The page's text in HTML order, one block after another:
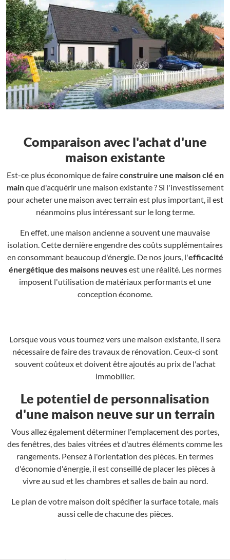
Comparaison avec l'achat d'une
maison existante
Est-ce plus économique de faireconstruire une maison clé en
mainque d'acquérir une maison existante ? Si l'investissement
pour acheter une maison avec terrain est plus important, il est
néanmoins plus intéressant sur le long terme.
En effet, une maison ancienne a souvent une mauvaise
isolation. Cette dernière engendre des coûts supplémentaires
en consommant beaucoup d'énergie. De nos jours, l'efficacité
énergétique des maisons neuvesest une réalité. Les normes
imposent l'utilisation de matériaux performants et une
conception économe.
Lorsque vous vous tournez vers une maison existante, il sera
nécessaire de faire des travaux de rénovation. Ceux-ci sont
souvent coûteux et doivent être ajoutés au prix de l'achat
immobilier.
Le potentiel de personnalisation
d'une maison neuve sur un terrain
Vous allez également déterminer l'emplacement des portes,
des fenêtres, des baies vitrées et d'autres éléments comme les
rangements. Pensez à l'orientation des pièces. En termes
d'économie d'énergie, il est conseillé de placer les pièces à
vivre au sud et les chambres et salles de bain au nord.
Le plan de votre maison doit spécifier la surface totale, mais
aussi celle de chacune des pièces.